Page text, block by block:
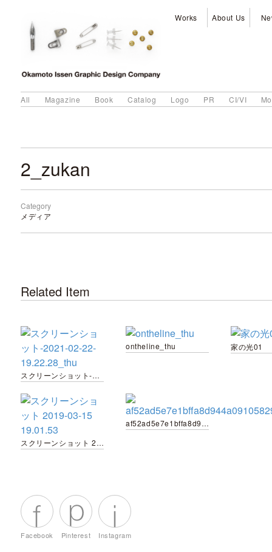
Works About Us
All Magazine Book Catalog Logo PR CI/VI
2_zukan
Category
メディア
Related Item
スクリーンショット-2021-02-22-19.22.28_thu
ontheline_thu 家の光01
スクリーンショット 2019-03-15 19.01.53
af52ad5e7e1bffa8d944a09105829b19
Facebook Pinterest Instagram